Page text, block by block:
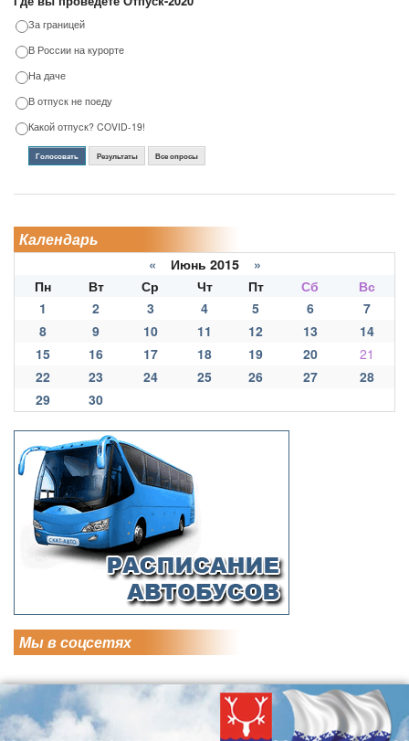
За границей
В России на курорте
На даче
В отпуск не поеду
Какой отпуск? COVID-19!
Голосовать Результаты Все опросы
Календарь
« Июнь 2015 »
Пн
Вт Ср Чт Пт Сб
Вс
1
2 3 4 5 6
7
8
9 10 11 12 13
14
15
16 17 18 19 20
21
22
23 24 25 26 27
28
29
30
Мы в соцсетях